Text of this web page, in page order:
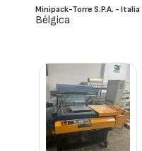
Minipack-Torre S.p.a. - Italia
Bélgica